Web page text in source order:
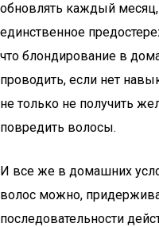
обновлять каждый
единственное
что блондирование в
проводить, если нет
не только не получить
повредить волосы.
И все же в домашних
волос можно,
последовательности